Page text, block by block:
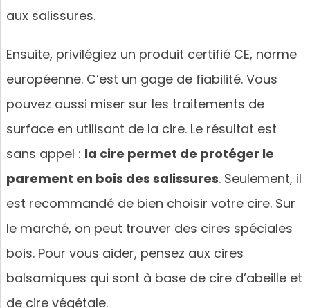
aux salissures.
Ensuite, privilégiez un produit certifié CE, norme
européenne. C’est un gage de fiabilité. Vous
pouvez aussi miser sur les traitements de
surface en utilisant de la cire. Le résultat est
sans appel : la cire permet de protéger le
parement en bois des salissures. Seulement, il
est recommandé de bien choisir votre cire. Sur
le marché, on peut trouver des cires spéciales
bois. Pour vous aider, pensez aux cires
balsamiques qui sont à base de cire d’abeille et
de cire végétale.